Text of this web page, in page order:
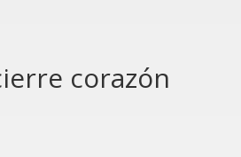
corazón